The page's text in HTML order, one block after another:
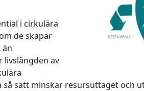
i cirkulära
de skapar
än
av
sätt minskar resursuttaget och